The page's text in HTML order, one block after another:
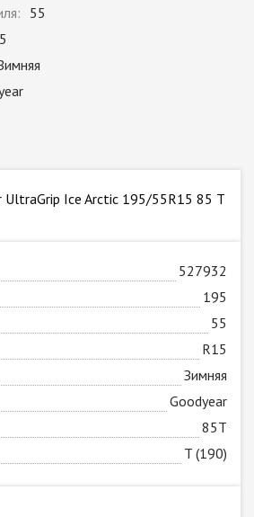
55
UltraGrip Ice Arctic 195/55R15 85 T
527932
195
55
R15
Зимняя
Goodyear
85T
T (190)